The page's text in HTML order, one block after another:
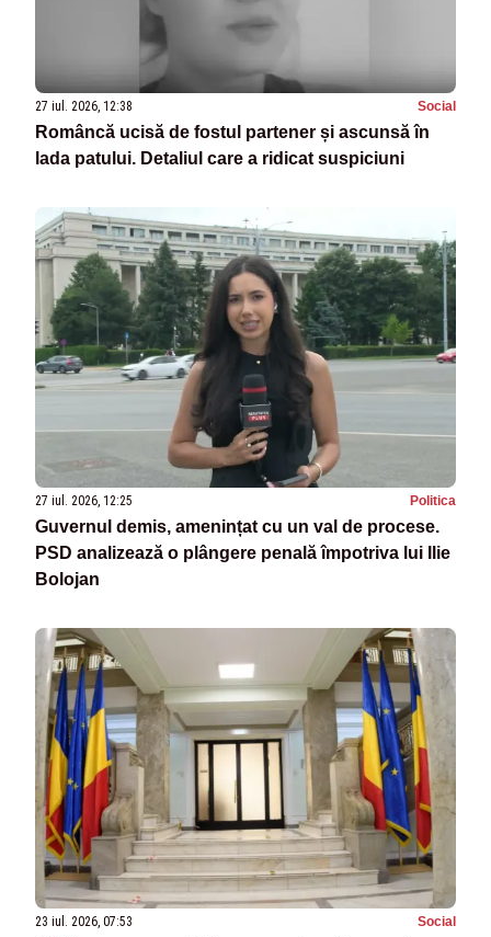
27 iul. 2026, 12:38 Social
Româncă ucisă de fostul partener și ascunsă în
lada patului. Detaliul care a ridicat suspiciuni
27 iul. 2026, 12:25 Politica
Guvernul demis, amenințat cu un val de procese.
PSD analizează o plângere penală împotriva lui Ilie
Bolojan
23 iul. 2026, 07:53 Social